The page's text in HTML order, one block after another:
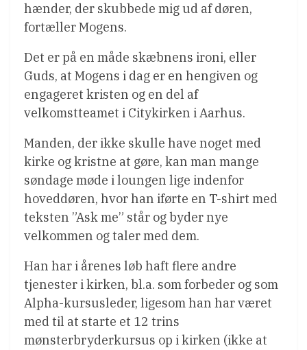
hænder, der skubbede mig ud af døren,
fortæller Mogens.
Det er på en måde skæbnens ironi, eller
Guds, at Mogens i dag er en hengiven og
engageret kristen og en del af
velkomstteamet i Citykirken i Aarhus.
Manden, der ikke skulle have noget med
kirke og kristne at gøre, kan man mange
søndage møde i loungen lige indenfor
hoveddøren, hvor han iførte en T-shirt med
teksten ”Ask me” står og byder nye
velkommen og taler med dem.
Han har i årenes løb haft flere andre
tjenester i kirken, bl.a. som forbeder og som
Alpha-kursusleder, ligesom han har været
med til at starte et 12 trins
mønsterbryderkursus op i kirken (ikke at